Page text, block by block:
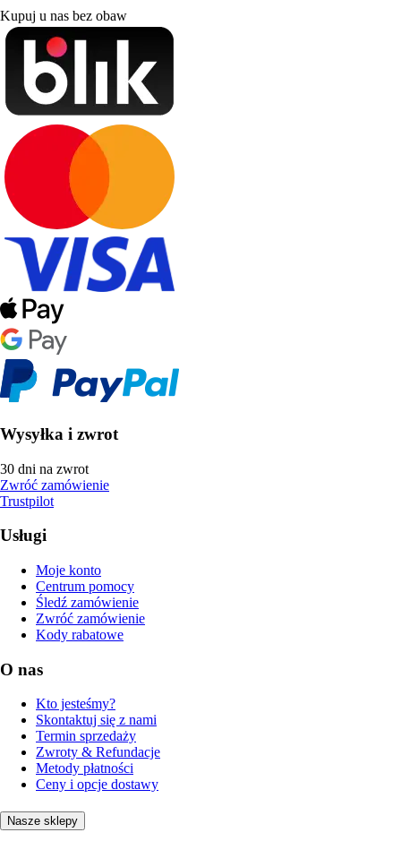
Kupuj u nas bez obaw
Wysyłka i zwrot
30 dni na zwrot
Zwróć zamówienie
Trustpilot
Usługi
Moje konto
Centrum pomocy
Śledź zamówienie
Zwróć zamówienie
Kody rabatowe
O nas
Kto jesteśmy?
Skontaktuj się z nami
Termin sprzedaży
Zwroty & Refundacje
Metody płatności
Ceny i opcje dostawy
Nasze sklepy